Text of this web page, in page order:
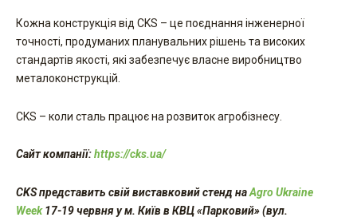
Кожна конструкція від CKS – це поєднання інженерної
точності, продуманих планувальних рішень та високих
стандартів якості, які забезпечує власне виробництво
металоконструкцій.
CKS – коли сталь працює на розвиток агробізнесу.
Сайт компанії:https://cks.ua/
CKS представить свій виставковий стенд наAgro Ukraine
Week17-19 червня у м. Київ в КВЦ «Парковий» (вул.